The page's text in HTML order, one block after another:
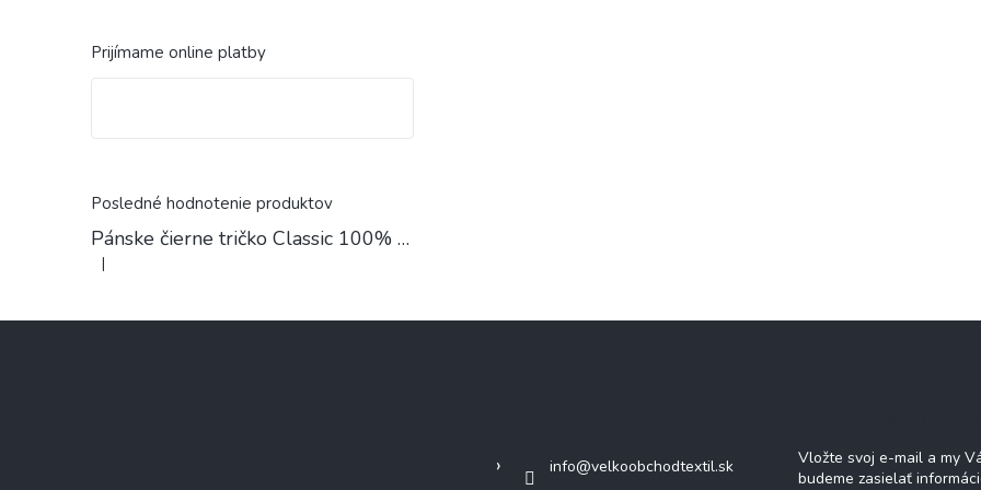
Prijímame online platby
Posledné hodnotenie produktov
Pánske čierne tričko Classic 100% Bavlna
Hodnotenie produktu je 4 z 5 hviezdičiek.
|
info@velkoobchodtextil.sk
Vložte svoj e-mail a my
budeme zasielať